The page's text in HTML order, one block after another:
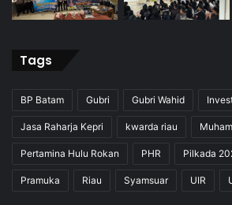
Tags
BP Batam Gubri Gubri Wahid
Jasa Raharja Kepri kwarda riau
Pertamina Hulu Rokan PHR Pilkada
Pramuka Riau Syamsuar UIR